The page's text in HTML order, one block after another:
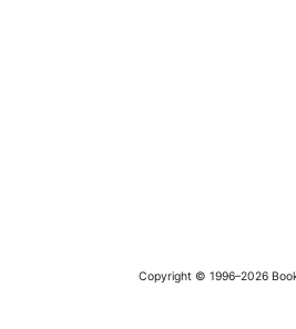
Copyright © 1996–2026